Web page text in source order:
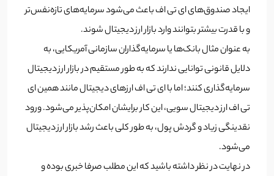
ایجاد صندوق‌های ای تی اف باعث می‌شود سرمایه‌های تازه‌نفس‌تر
و با قدرت بیشتر بتوانند وارد بازار ارز دیجیتال شوند.
به عنوان مثال بانک‌ها یا سرمایه‌گذاران سازمانی آمریکایی، به
دلایل قانونی توانایی ندارند که به طور مستقیم در بازار ارز دیجیتال
سرمایه‌گذاری کنند؛ اما با ای تی اف ارزهای دیجیتال مانند همین ای
تی اف ارز دیجیتال سویی، این کار برایشان امکان‌پذیر می‌شود. ورود
نقدینگی زیاد و گردش پول، به طور کلی باعث رشد بازار ارز دیجیتال
می‌شود.
در نهایت در نظر داشته باشید که این مطلب صرفا خبری بوده و